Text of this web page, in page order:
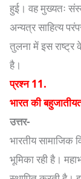
हुई। वह मुख्यतः
अन्यत्र साहित्य
तुलना में इस राष्ट्र
है।
प्रश्न 11.
भारत की
उत्तर-
भारतीय सामाजिक
भूमिका रही है।